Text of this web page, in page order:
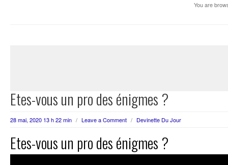
You are
Etes-vous un pro des énigmes ?
28 mai, 2020 13 h 22 min / Leave a Comment / Devinette Du Jour
Etes-vous un pro des énigmes ?